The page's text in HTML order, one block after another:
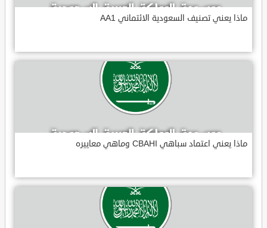
ماذا يعني تصنيف السعودية الائتماني AA1
ماذا يعني اعتماد سباهي CBAHI وماهي معاييره